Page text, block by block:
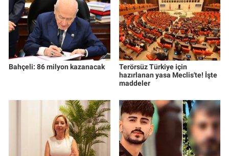
Bahçeli: 86 milyon kazanacak
Terörsüz Türkiye için
hazırlanan yasa Meclis'te! İşte
maddeler